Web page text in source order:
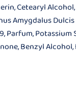
Cetearyl
Amygdalus
Parfum,
Benzyl Alcohol,